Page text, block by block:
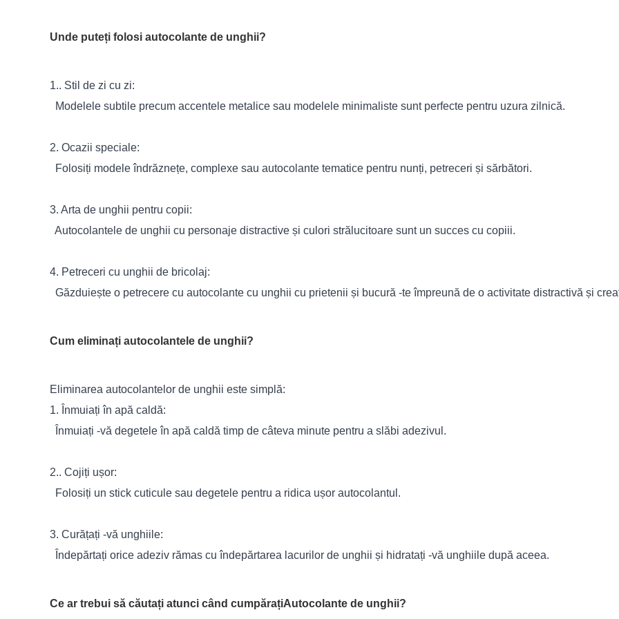
Unde puteți folosi autocolante de unghii?
1.. Stil de zi cu zi:
Modelele subtile precum accentele metalice sau modelele minimaliste sunt perfecte pentru uzura zilnică.
2. Ocazii speciale:
Folosiți modele îndrăznețe, complexe sau autocolante tematice pentru nunți, petreceri și sărbători.
3. Arta de unghii pentru copii:
Autocolantele de unghii cu personaje distractive și culori strălucitoare sunt un succes cu copiii.
4. Petreceri cu unghii de bricolaj:
Găzduiește o petrecere cu autocolante cu unghii cu prietenii și bucură -te împreună de o activitate distractivă și
Cum eliminați autocolantele de unghii?
Eliminarea autocolantelor de unghii este simplă:
1. Înmuiați în apă caldă:
Înmuiați -vă degetele în apă caldă timp de câteva minute pentru a slăbi adezivul.
2.. Cojiți ușor:
Folosiți un stick cuticule sau degetele pentru a ridica ușor autocolantul.
3. Curățați -vă unghiile:
Îndepărtați orice adeziv rămas cu îndepărtarea lacurilor de unghii și hidratați -vă unghiile după aceea.
Ce ar trebui să căutați atunci când cumpărațiAutocolante de unghii?